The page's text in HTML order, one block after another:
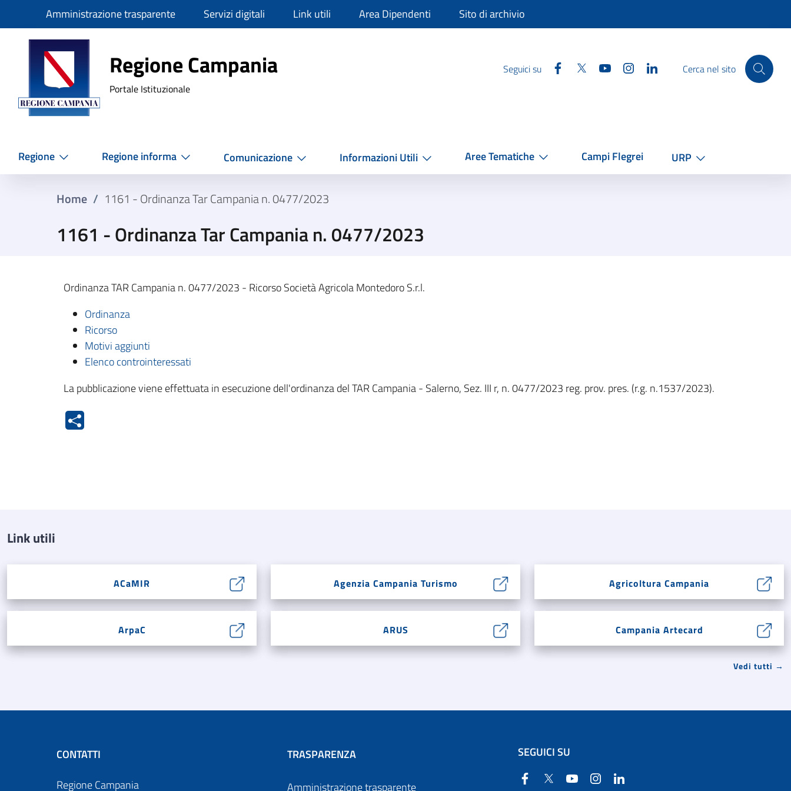
SlimAmministrazione trasparente Servizi digitali Link utili Area Dipendenti Sito di archivio
Regione Campania
Regione Campania
Portale Istituzionale
Seguici su Facebook
Twitter YouTube InstagramLinkedinCerca nel sito
Regione Regione informa Comunicazione Informazioni Utili Aree Tematiche Campi Flegrei URP
Home / 1161 - Ordinanza Tar Campania n. 0477/2023
1161 - Ordinanza Tar Campania n. 0477/2023
Ordinanza TAR Campania n. 0477/2023 - Ricorso Società Agricola Montedoro S.r.l.
Ordinanza
Ricorso
Motivi aggiunti
Elenco controinteressati
La pubblicazione viene effettuata in esecuzione dell'ordinanza del TAR Campania - Salerno, Sez. III r, n. 0477/2023 reg. prov. pres. (r.g. n.1537/2023).
Link utili
ACaMIR Agenzia Campania Turismo Agricoltura Campania
ArpaC ARUS Campania Artecard
Vedi tutti →
CONTATTI
Regione Campania
TRASPARENZA
Amministrazione trasparente
SEGUICI SU
Facebook
Twitter YouTube Instagram